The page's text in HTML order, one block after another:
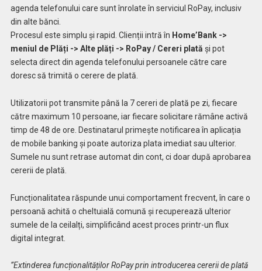
agenda telefonului care sunt înrolate în serviciul RoPay, inclusiv
din alte bănci.
Procesul este simplu și rapid. Clienții intră în Home’Bank ->
meniul de Plăți -> Alte plăți -> RoPay / Cereri plată și pot
selecta direct din agenda telefonului persoanele către care
doresc să trimită o cerere de plată.
Utilizatorii pot transmite până la 7 cereri de plată pe zi, fiecare
către maximum 10 persoane, iar fiecare solicitare rămâne activă
timp de 48 de ore. Destinatarul primește notificarea în aplicația
de mobile banking și poate autoriza plata imediat sau ulterior.
Sumele nu sunt retrase automat din cont, ci doar după aprobarea
cererii de plată.
Funcționalitatea răspunde unui comportament frecvent, în care o
persoană achită o cheltuială comună și recuperează ulterior
sumele de la ceilalți, simplificând acest proces printr-un flux
digital integrat.
”Extinderea funcționalităților RoPay prin introducerea cererii de plată